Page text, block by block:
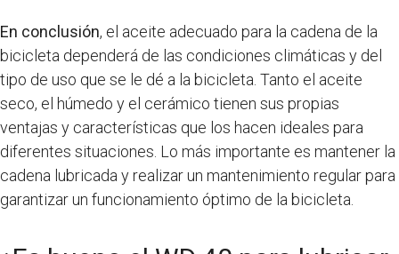
En conclusión, el aceite adecuado para la cadena de la
bicicleta dependerá de las condiciones climáticas y del
tipo de uso que se le dé a la bicicleta. Tanto el aceite
seco, el húmedo y el cerámico tienen sus propias
ventajas y características que los hacen ideales para
diferentes situaciones. Lo más importante es mantener la
cadena lubricada y realizar un mantenimiento regular para
garantizar un funcionamiento óptimo de la bicicleta.